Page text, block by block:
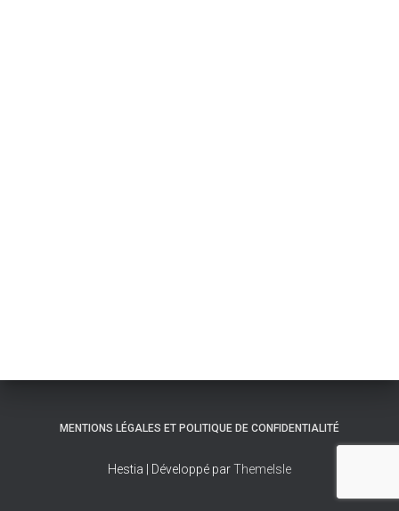
MENTIONS LÉGALES ET POLITIQUE DE CONFIDENTIALITÉ
Hestia | Développé parThemeIsle